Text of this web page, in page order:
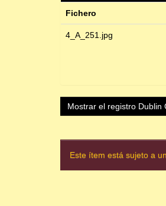
Fichero
4_A_251.jpg
Mostrar el registro Dublin
Este ítem está sujeto a